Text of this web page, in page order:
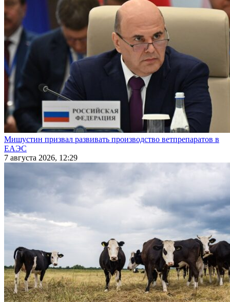
Мишустин призвал развивать производство ветпрепаратов в
ЕАЭС
7 августа 2026, 12:29